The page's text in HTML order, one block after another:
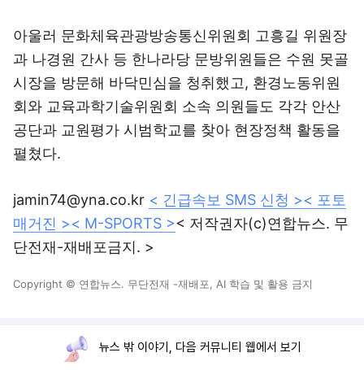
아울러 문화체육관광방송통신위원회 고흥길 위원장
과 나경원 간사 등 한나라당 문방위원들은 수원 못골
시장을 방문해 바닥민심을 청취했고, 환경노동위원
회와 교육과학기술위원회 소속 의원들도 각각 안산
공단과 교원평가 시범학교를 찾아 현장정책 활동을
펼쳤다.
jamin74@yna.co.kr < 긴급속보 SMS 신청 >< 포토
매거진 >< M-SPORTS >< 저작권자(c)연합뉴스. 무
단전재-재배포금지. >
Copyright © 연합뉴스. 무단전재 -재배포, AI 학습 및 활용 금지
뉴스 밖 이야기, 다음 커뮤니티 웹에서 보기